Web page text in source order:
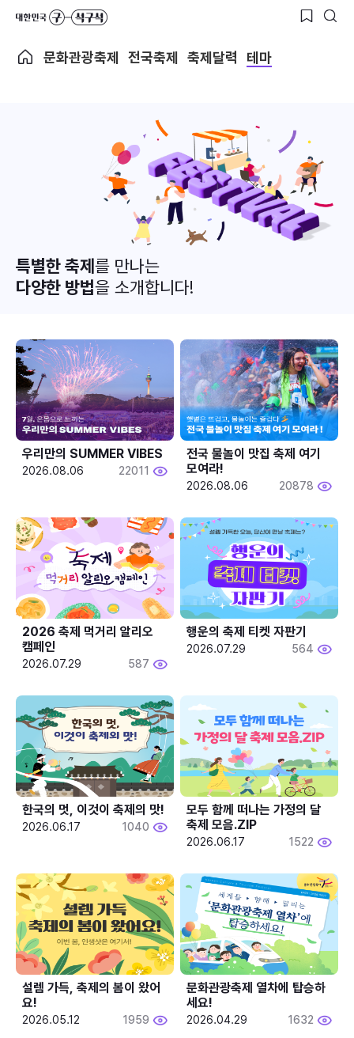
문화관광축제 전국축제 축제달력 테마
특별한 축제를 만나는
다양한 방법을 소개합니다!
우리만의 SUMMER VIBES
2026.08.06 22011
전국 물놀이 맛집 축제 여기
모여라!
2026.08.06 20878
2026 축제 먹거리 알리오
캠페인
2026.07.29 587
행운의 축제 티켓 자판기
2026.07.29 564
한국의 멋, 이것이 축제의 맛!
2026.06.17 1040
모두 함께 떠나는 가정의 달
축제 모음.ZIP
2026.06.17 1522
설렘 가득, 축제의 봄이 왔어
요!
2026.05.12 1959
문화관광축제 열차에 탑승하
세요!
2026.04.29 1632